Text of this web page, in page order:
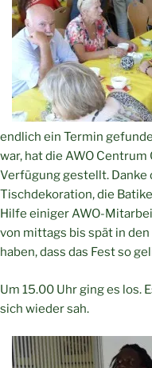
endlich ein Termin
war, hat die AWO
Verfügung gestellt. Danke
Tischdekoration, die
Hilfe einiger AWO-
von mittags bis spät in
haben, dass das Fest so
Um 15.00 Uhr ging es los.
sich wieder sah.